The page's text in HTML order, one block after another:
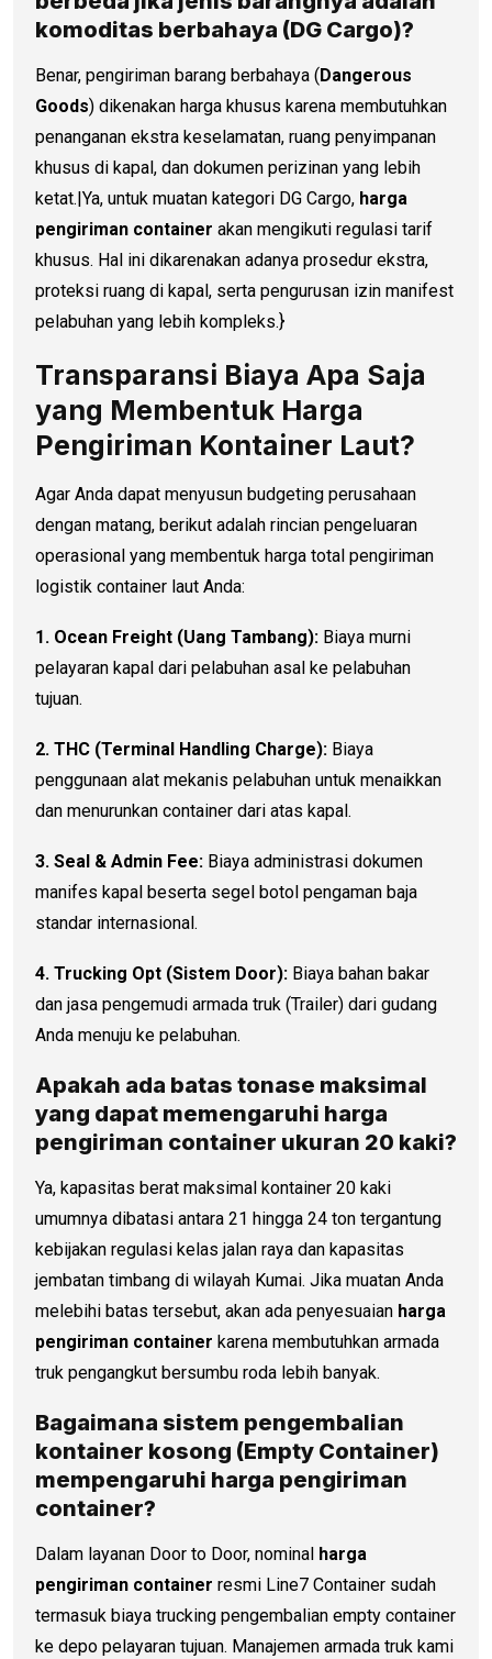
komoditas berbahaya (DG Cargo)?
Benar, pengiriman barang berbahaya ( Dangerous
Goods) dikenakan harga khusus karena membutuhkan
penanganan ekstra keselamatan, ruang penyimpanan
khusus di kapal, dan dokumen perizinan yang lebih
ketat.|Ya, untuk muatan kategori DG Cargo, harga
pengiriman container akan mengikuti regulasi tarif
khusus. Hal ini dikarenakan adanya prosedur ekstra,
proteksi ruang di kapal, serta pengurusan izin manifest
pelabuhan yang lebih kompleks.}
Transparansi Biaya Apa Saja
yang Membentuk Harga
Pengiriman Kontainer Laut?
Agar Anda dapat menyusun budgeting perusahaan
dengan matang, berikut adalah rincian pengeluaran
operasional yang membentuk harga total pengiriman
logistik container laut Anda:
1. Ocean Freight (Uang Tambang): Biaya murni
pelayaran kapal dari pelabuhan asal ke pelabuhan
tujuan.
2. THC (Terminal Handling Charge): Biaya
penggunaan alat mekanis pelabuhan untuk menaikkan
dan menurunkan container dari atas kapal.
3. Seal & Admin Fee: Biaya administrasi dokumen
manifes kapal beserta segel botol pengaman baja
standar internasional.
4. Trucking Opt (Sistem Door): Biaya bahan bakar
dan jasa pengemudi armada truk (Trailer) dari gudang
Anda menuju ke pelabuhan.
Apakah ada batas tonase maksimal
yang dapat memengaruhi harga
pengiriman container ukuran 20 kaki?
Ya, kapasitas berat maksimal kontainer 20 kaki
umumnya dibatasi antara 21 hingga 24 ton tergantung
kebijakan regulasi kelas jalan raya dan kapasitas
jembatan timbang di wilayah Kumai. Jika muatan Anda
melebihi batas tersebut, akan ada penyesuaian harga
pengiriman container karena membutuhkan armada
truk pengangkut bersumbu roda lebih banyak.
Bagaimana sistem pengembalian
kontainer kosong (Empty Container)
mempengaruhi harga pengiriman
container?
Dalam layanan Door to Door, nominal harga
pengiriman container resmi Line7 Container sudah
termasuk biaya trucking pengembalian empty container
ke depo pelayaran tujuan. Manajemen armada truk kami